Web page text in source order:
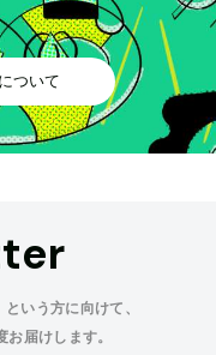
ついて
いう方に向けて、
届けします。